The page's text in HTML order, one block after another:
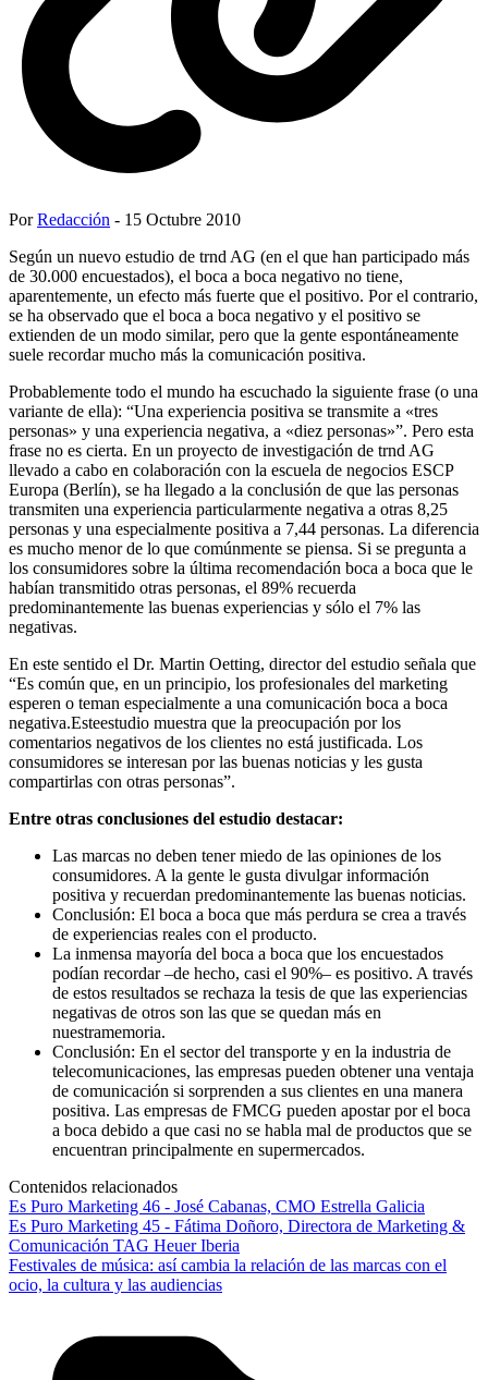
PorRedacción - 15 Octubre 2010
Según un nuevo estudio de trnd AG (en el que han participado más
de 30.000 encuestados), el boca a boca negativo no tiene,
aparentemente, un efecto más fuerte que el positivo. Por el contrario,
se ha observado que el boca a boca negativo y el positivo se
extienden de un modo similar, pero que la gente espontáneamente
suele recordar mucho más la comunicación positiva.
Probablemente todo el mundo ha escuchado la siguiente frase (o una
variante de ella): “Una experiencia positiva se transmite a «tres
personas» y una experiencia negativa, a «diez personas»”. Pero esta
frase no es cierta. En un proyecto de investigación de trnd AG
llevado a cabo en colaboración con la escuela de negocios ESCP
Europa (Berlín), se ha llegado a la conclusión de que las personas
transmiten una experiencia particularmente negativa a otras 8,25
personas y una especialmente positiva a 7,44 personas. La diferencia
es mucho menor de lo que comúnmente se piensa. Si se pregunta a
los consumidores sobre la última recomendación boca a boca que le
habían transmitido otras personas, el 89% recuerda
predominantemente las buenas experiencias y sólo el 7% las
negativas.
En este sentido el Dr. Martin Oetting, director del estudio señala que
“Es común que, en un principio, los profesionales del marketing
esperen o teman especialmente a una comunicación boca a boca
negativa.Esteestudio muestra que la preocupación por los
comentarios negativos de los clientes no está justificada. Los
consumidores se interesan por las buenas noticias y les gusta
compartirlas con otras personas”.
Entre otras conclusiones del estudio destacar:
Las marcas no deben tener miedo de las opiniones de los
consumidores. A la gente le gusta divulgar información
positiva y recuerdan predominantemente las buenas noticias.
Conclusión: El boca a boca que más perdura se crea a través
de experiencias reales con el producto.
La inmensa mayoría del boca a boca que los encuestados
podían recordar –de hecho, casi el 90%– es positivo. A través
de estos resultados se rechaza la tesis de que las experiencias
negativas de otros son las que se quedan más en
nuestramemoria.
Conclusión: En el sector del transporte y en la industria de
telecomunicaciones, las empresas pueden obtener una ventaja
de comunicación si sorprenden a sus clientes en una manera
positiva. Las empresas de FMCG pueden apostar por el boca
a boca debido a que casi no se habla mal de productos que se
encuentran principalmente en supermercados.
Contenidos relacionados
Es Puro Marketing 46 - José Cabanas, CMO Estrella Galicia
Es Puro Marketing 45 - Fátima Doñoro, Directora de Marketing &
Comunicación TAG Heuer Iberia
Festivales de música: así cambia la relación de las marcas con el
ocio, la cultura y las audiencias